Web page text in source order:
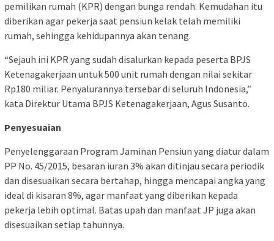
pemilikan rumah (KPR) dengan bunga rendah. Kemudahan itu
diberikan agar pekerja saat pensiun kelak telah memiliki
rumah, sehingga kehidupannya akan tenang.
“Sejauh ini KPR yang sudah disalurkan kepada peserta BPJS
Ketenagakerjaan untuk 500 unit rumah dengan nilai sekitar
Rp180 miliar. Penyalurannya tersebar di seluruh Indonesia,”
kata Direktur Utama BPJS Ketenagakerjaan, Agus Susanto.
Penyesuaian
Penyelenggaraan Program Jaminan Pensiun yang diatur dalam
PP No. 45/2015, besaran iuran 3% akan ditinjau secara periodik
dan disesuaikan secara bertahap, hingga mencapai angka yang
ideal di kisaran 8%, agar manfaat yang diberikan kepada
pekerja lebih optimal. Batas upah dan manfaat JP juga akan
disesuaikan setiap tahunnya.